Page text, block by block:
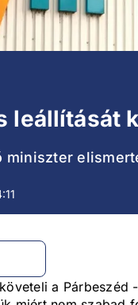
leállítását
a Párbeszéd